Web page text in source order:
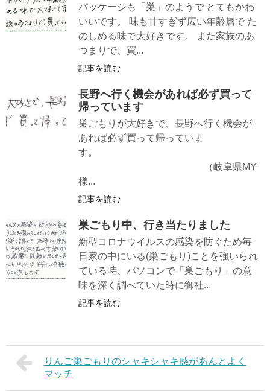
パッケージも「巣」のようで とてもかわ
いいです。 味も甘すぎず広い年齢層で た
のしめる味で大好きです。 また家族のあ
つまりで、買...
記事を読む
長野へ行く機会があれば必ず買って
帰っています
巣ごもりが大好きで、長野へ行く機会が
あれば必ず買って帰っていま
す。
（岐阜県MY
様...
記事を読む
巣ごもり中、行き当たりました
新型コロナウイルスの感染を防ぐため毎
日家の中にいる(巣ごもり)ことを強いられ
ている時、パソコンで「巣ごもり」の意
味を深く調べていた時に御社...
記事を読む
りんご巣ごもりのシャキシャキ感があんとよく
マッチ